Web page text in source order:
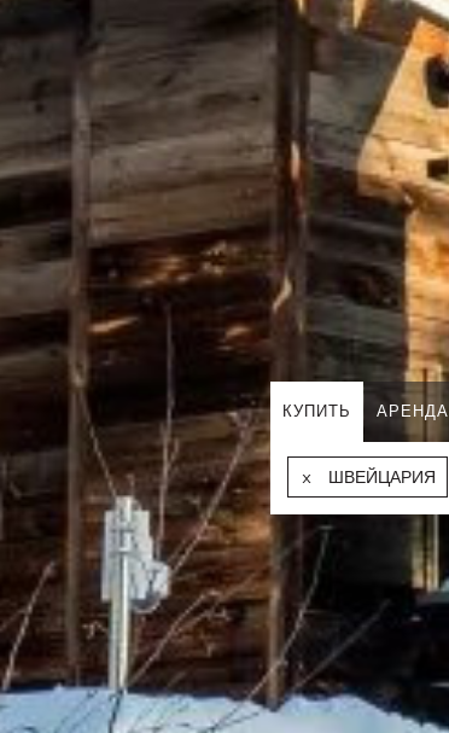
КУПИТЬ АРЕНДА
ШВЕЙЦАРИЯ